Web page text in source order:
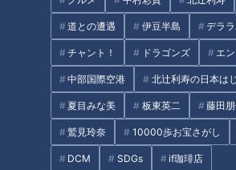
道との遭遇 伊豆半島 デラ
チャント！ ドラゴンズ エ
中部国際空港 北辻利寿の日本は
夏目みな美 板東英二 藤田
鷲見玲奈 10000歩お宝さがし
DCM SDGs if珈琲店
2 ささ身は筋を除いて両面に塩をふる。
む。椎茸は石づきを除き、3～4mm幅の
3 鍋に湯を沸かして塩適量を入れ、モロ
て冷水にとり、水気を絞る。同じ湯でさ
ほどゆでてとり出し、粗熱がとれたら食